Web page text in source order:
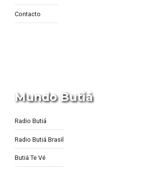
Contacto
Mundo Butiá
Radio Butiá
Radio Butiá Brasil
Butiá Te Vé